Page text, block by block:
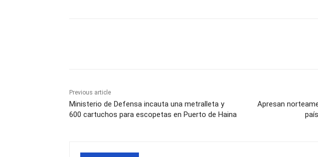
Previous article
Ministerio de Defensa incauta una metralleta y
600 cartuchos para escopetas en Puerto de Haina
Apresan